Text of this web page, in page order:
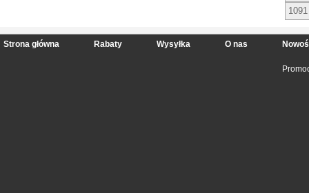
1091
Strona główna Rabaty Wysyłka O nas